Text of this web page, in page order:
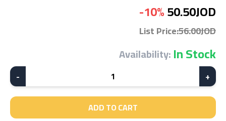
-10%50.50JOD
List Price:56.00JOD
Availability:In Stock
- 1 +
ADD TO CART